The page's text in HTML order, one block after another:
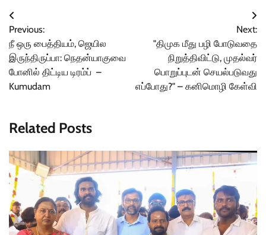
Post
navigation
Previous:
நீ ஒரு பைத்தியம், ஜெயில
இருந்திருப்பா: நெதன்யாகுவை
போனில் திட்டிய டிரம்ப் –
Kumudam
Next:
"திமுக மீது பழி போடுவதை
நிறுத்திவிட்டு, முதல்வர்
பொறுப்புடன் செயல்படுவது
எப்போது?" – கனிமொழி கேள்வி
Related Posts